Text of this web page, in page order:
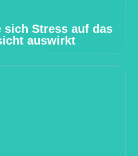
sich Stress auf das
auswirkt